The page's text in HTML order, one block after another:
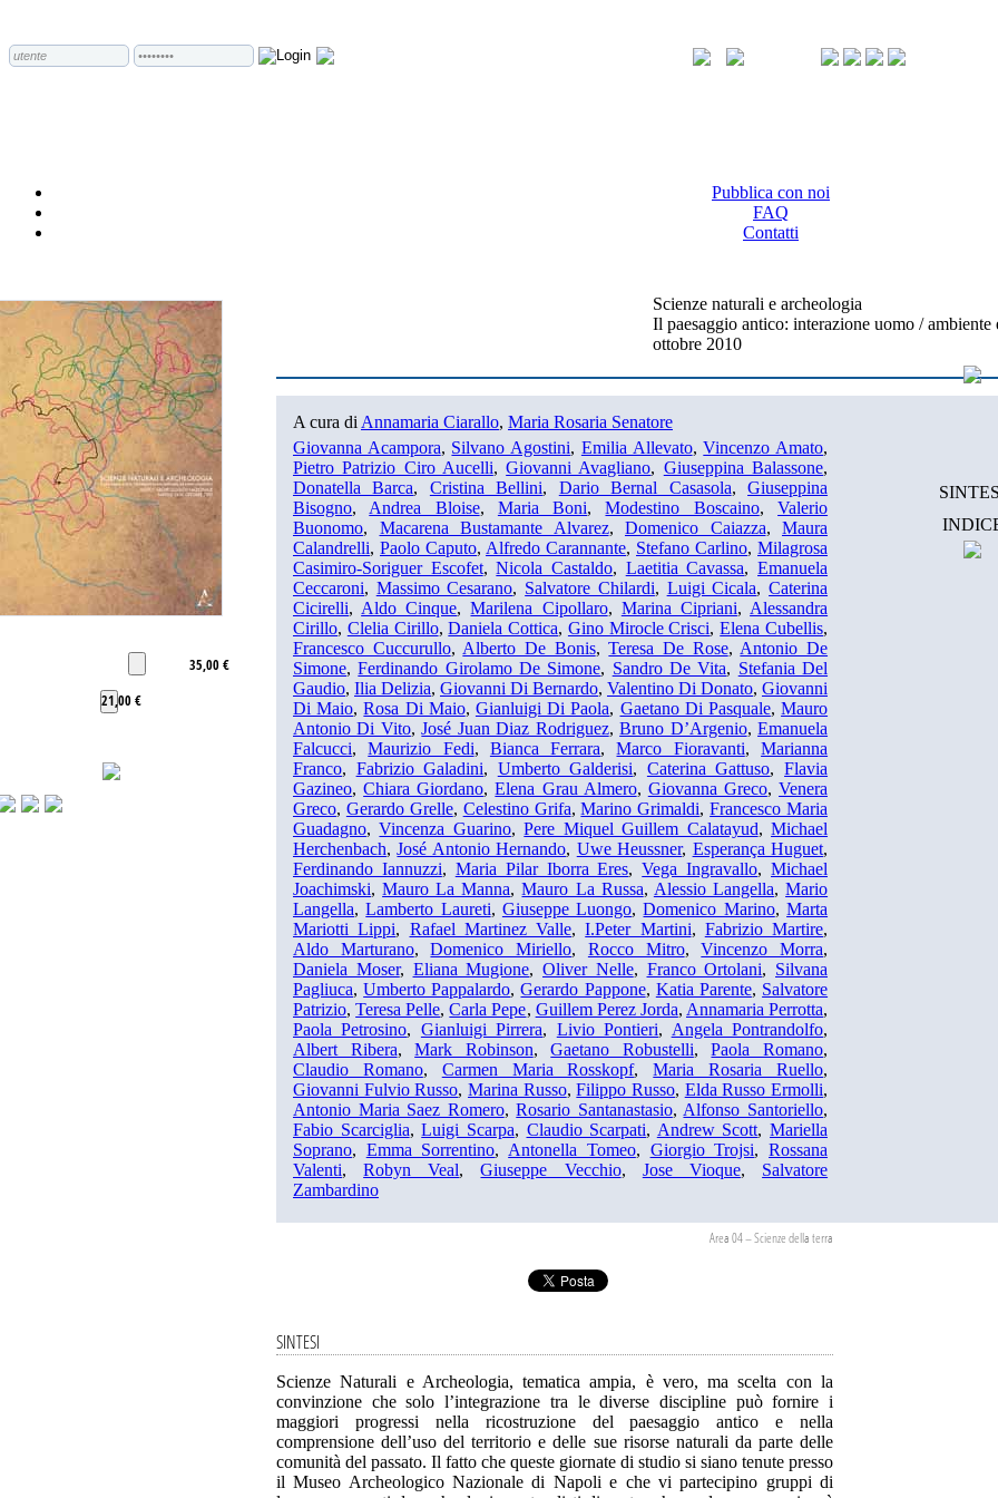
Pubblica con noi
FAQ
Contatti
Scienze naturali e archeologia
Il paesaggio antico: interazione uomo /
ottobre 2010
35,00 €
21,00 €
A cura di Annamaria Ciarallo, Maria Rosaria Senatore
Giovanna Acampora, Silvano Agostini, Emilia Allevato,Vincenzo Amato,
Pietro Patrizio Ciro Aucelli,Giovanni Avagliano, Giuseppina Balassone,
Donatella Barca, Cristina Bellini, Dario Bernal Casasola,Giuseppina
Bisogno, Andrea Bloise, Maria Boni,Modestino Boscaino,Valerio
Buonomo, Macarena Bustamante Alvarez, Domenico Caiazza, Maura
Calandrelli, Paolo Caputo, Alfredo Carannante, Stefano Carlino, Milagrosa
Casimiro-Soriguer Escofet,Nicola Castaldo, Laetitia Cavassa,Emanuela
Ceccaroni, Massimo Cesarano, Salvatore Chilardi, Luigi Cicala,Caterina
Cicirelli, Aldo Cinque,Marilena Cipollaro, Marina Cipriani, Alessandra
Cirillo, Clelia Cirillo,Daniela Cottica, Gino Mirocle Crisci,Elena Cubellis,
Francesco Cuccurullo, Alberto De Bonis,Teresa De Rose, Antonio De
Simone,Ferdinando Girolamo De Simone, Sandro De Vita, Stefania Del
Gaudio, Ilia Delizia, Giovanni Di Bernardo, Valentino Di Donato, Giovanni
Di Maio,Rosa Di Maio, Gianluigi Di Paola, Gaetano Di Pasquale,Mauro
Antonio Di Vito,José Juan Diaz Rodriguez,Bruno D’Argenio,Emanuela
Falcucci,Maurizio Fedi, Bianca Ferrara,Marco Fioravanti,Marianna
Franco, Fabrizio Galadini, Umberto Galderisi, Caterina Gattuso,Flavia
Gazineo,Chiara Giordano,Elena Grau Almero, Giovanna Greco, Venera
Greco, Gerardo Grelle, Celestino Grifa,Marino Grimaldi,Francesco Maria
Guadagno,Vincenza Guarino,Pere Miquel Guillem Calatayud,Michael
Herchenbach,José Antonio Hernando, Uwe Heussner, Esperança Huguet,
Ferdinando Iannuzzi, Maria Pilar Iborra Eres,Vega Ingravallo, Michael
Joachimski,Mauro La Manna,Mauro La Russa, Alessio Langella,Mario
Langella,Lamberto Laureti, Giuseppe Luongo,Domenico Marino,Marta
Mariotti Lippi, Rafael Martinez Valle,I.Peter Martini, Fabrizio Martire,
Aldo Marturano,Domenico Miriello, Rocco Mitro,Vincenzo Morra,
Daniela Moser, Eliana Mugione, Oliver Nelle, Franco Ortolani, Silvana
Pagliuca,Umberto Pappalardo,Gerardo Pappone, Katia Parente, Salvatore
Patrizio,Teresa Pelle,Carla Pepe, Guillem Perez Jorda, Annamaria Perrotta,
Paola Petrosino, Gianluigi Pirrera, Livio Pontieri, Angela Pontrandolfo,
Albert Ribera,Mark Robinson,Gaetano Robustelli,Paola Romano,
Claudio Romano, Carmen Maria Rosskopf,Maria Rosaria Ruello,
Giovanni Fulvio Russo,Marina Russo,Filippo Russo, Elda Russo Ermolli,
Antonio Maria Saez Romero,Rosario Santanastasio, Alfonso Santoriello,
Fabio Scarciglia,Luigi Scarpa, Claudio Scarpati, Andrew Scott, Mariella
Soprano, Emma Sorrentino, Antonella Tomeo, Giorgio Trojsi,Rossana
Valenti,Robyn Veal,Giuseppe Vecchio, Jose Vioque, Salvatore
Zambardino
Area 04 – Scienze della terra
SINTESI
Scienze Naturali e Archeologia, tematica ampia, è vero, ma scelta con la
convinzione che solo l’integrazione tra le diverse discipline può fornire i
maggiori progressi nella ricostruzione del paesaggio antico e nella
comprensione dell’uso del territorio e delle sue risorse naturali da parte delle
comunità del passato. Il fatto che queste giornate di studio si siano tenute presso
il Museo Archeologico Nazionale di Napoli e che vi partecipino gruppi di